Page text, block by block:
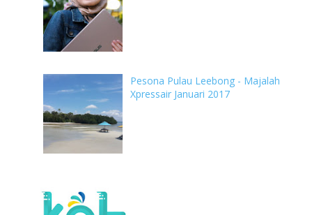
Pesona Pulau Leebong - Majalah
Xpressair Januari 2017